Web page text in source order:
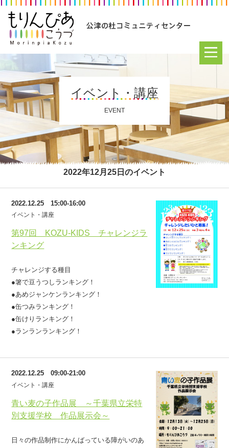
イベント・講座
EVENT
2022年12月25日のイベント
第97回 KOZU-KIDS チャレンジラ
ンキング
2022.12.25 15:00-16:00
イベント・講座
チャレンジする種目
●箸で豆うつしランキング！
●あめジャンケンランキング！
●缶つみランキング！
●缶けりランキング！
●ランランランキング！
青い麦の子作品展 ～千葉県立栄特
別支援学校 作品展示会～
2022.12.25 09:00-21:00
イベント・講座
日々の作品制作にかんばっている障がいのあ